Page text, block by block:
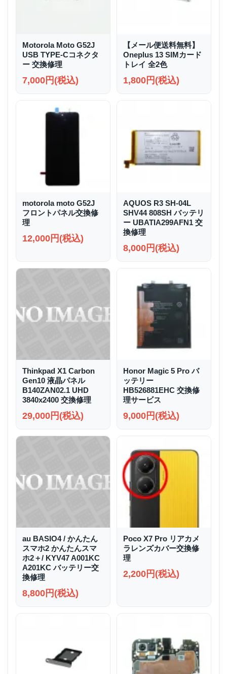
Motorola Moto G52J
USB TYPE-Cコネクタ
ー 交換修理
7,000円(税込)
【メール便送料無料】
Oneplus 13 SIMカード
トレイ 全2色
1,800円(税込)
motorola moto G52J
フロントパネル交換修
理
12,000円(税込)
AQUOS R3 SH-04L
SHV44 808SH バッテリ
ー UBATIA299AFN1 交
換修理
8,000円(税込)
Thinkpad X1 Carbon
Gen10 液晶パネル
B140ZAN02.1 UHD
3840x2400 交換修理
29,000円(税込)
Honor Magic 5 Pro バ
ッテリー
HB526881EHC 交換修
理サービス
9,000円(税込)
au BASIO4 / かんたん
スマホ2 かんたんスマ
ホ2＋/ KYV47 A001KC
A201KC バッテリー交
換修理
8,800円(税込)
Poco X7 Pro リアカメ
ラレンズカバー交換修
理
2,200円(税込)